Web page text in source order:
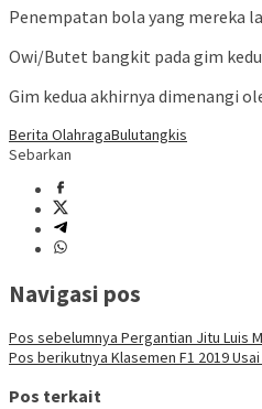
Penempatan bola yang mereka
Owi/Butet bangkit pada gim
Gim kedua akhirnya dimenangi
Berita OlahragaBulutangkis
Sebarkan
Navigasi pos
Pos sebelumnya Pergantian Jitu Luis
Pos berikutnya Klasemen F1 2019
Pos terkait